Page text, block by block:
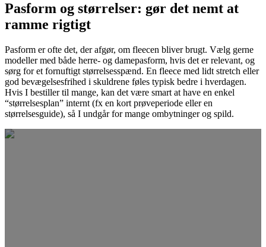
Pasform og størrelser: gør det nemt at
ramme rigtigt
Pasform er ofte det, der afgør, om fleecen bliver brugt. Vælg gerne
modeller med både herre- og damepasform, hvis det er relevant, og
sørg for et fornuftigt størrelsesspænd. En fleece med lidt stretch eller
god bevægelsesfrihed i skuldrene føles typisk bedre i hverdagen.
Hvis I bestiller til mange, kan det være smart at have en enkel
“størrelsesplan” internt (fx en kort prøveperiode eller en
størrelsesguide), så I undgår for mange ombytninger og spild.